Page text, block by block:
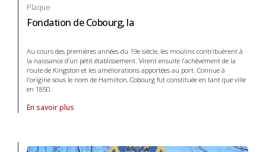
Plaque
Fondation de Cobourg, la
Au cours des premières années du 19e siècle, les moulins contribuèrent à
la naissance d’un petit établissement. Virent ensuite l’achèvement de la
route de Kingston et les améliorations apportées au port. Connue à
l’origine sous le nom de Hamilton, Cobourg fut constituée en tant que ville
en 1850.
En savoir plus
À propos de Plaque Fondation de Cobourg, la in Systèmes de